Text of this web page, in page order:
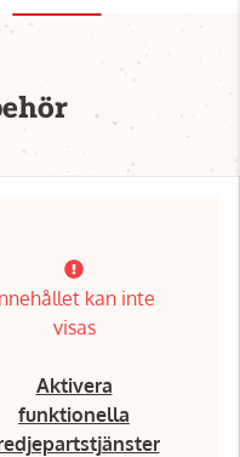
kan inte
visas
Aktivera
funktionella